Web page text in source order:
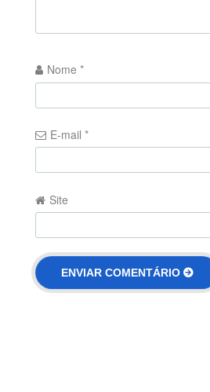
Nome *
E-mail *
Site